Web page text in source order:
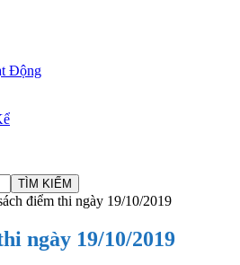
Động
điểm thi ngày 19/10/2019
ngày 19/10/2019